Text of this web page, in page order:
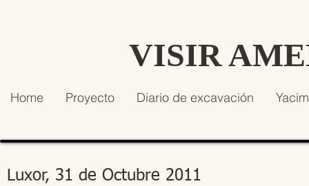
VISIR
Home Proyecto Diario de excavación
Luxor, 31 de Octubre 2011